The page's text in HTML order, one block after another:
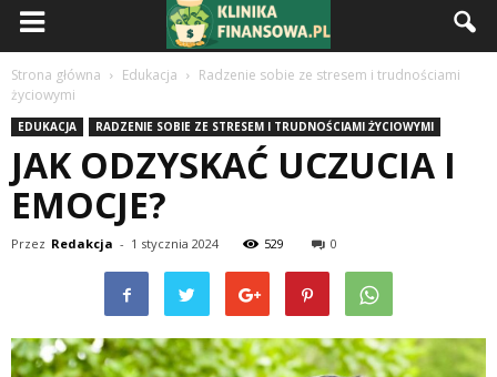
Strona główna Edukacja
Radzenie sobie ze stresem i trudnościami
życiowymi
EDUKACJA RADZENIE SOBIE ZE STRESEM I TRUDNOŚCIAMI ŻYCIOWYMI
JAK ODZYSKAĆ UCZUCIA I
EMOCJE?
Przez Redakcja - 1 stycznia 2024 529 0